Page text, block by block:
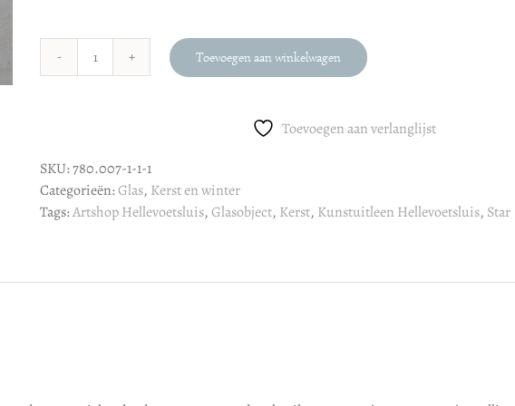
Glasobject
Toevoegen aan winkelwagen
Toevoegen aan verlanglijst
SKU:780.007-1-1-1
Categorieën:Glas, Kerst en winter
Tags:Artshop Hellevoetsluis,Glasobject, Kerst, Kunstuitleen Hellevoetsluis, Star